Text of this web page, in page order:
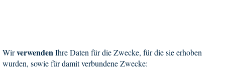
WirverwendenIhre Daten für die Zwecke, für die sie erhoben
wurden, sowie für damit verbundene Zwecke: